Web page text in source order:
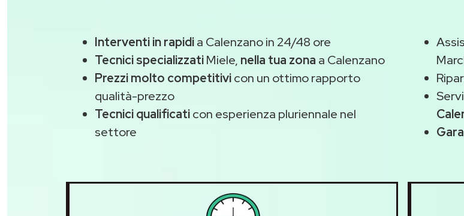
Interventi in rapidia Calenzano in 24/48 ore
Tecnici specializzatiMiele, nella tua zona a Calenzano
Prezzi molto competitivicon un ottimo rapporto
qualità-prezzo
Tecnici qualificaticon esperienza pluriennale nel
settore